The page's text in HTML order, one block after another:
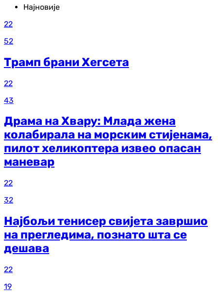
Најновије
22
52
Трамп брани Хегсета
22
43
Драма на Хвару: Млада жена
колабирала на морским стијенама,
пилот хеликоптера извео опасан
маневар
22
32
Најбољи тенисер свијета завршио
на прегледима, познато шта се
дешава
22
19